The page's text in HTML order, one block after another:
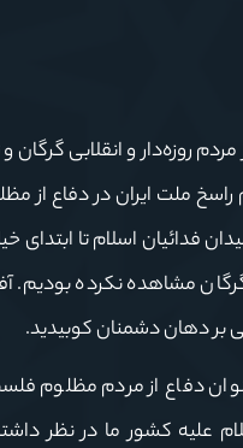
روزه‌دار و انقلابی
ملت ایران در دفاع از
فدائیان اسلام تا ابتدای
مشاهده نکرده
دهان دشمنان کوبیدید.
دفاع از مردم مظلوم
کشور ما در نظر